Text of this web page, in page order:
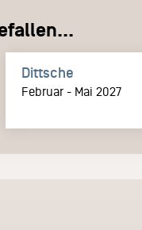
Dittsche
Februar - Mai 2027